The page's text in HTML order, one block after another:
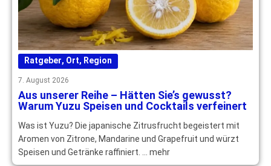
Ratgeber, Ort, Region
7. August 2026
Aus unserer Reihe – Hätten Sie’s gewusst?
Warum Yuzu Speisen und Cocktails verfeinert
Was ist Yuzu? Die japanische Zitrusfrucht begeistert mit
Aromen von Zitrone, Mandarine und Grapefruit und würzt
Speisen und Getränke raffiniert. … mehr